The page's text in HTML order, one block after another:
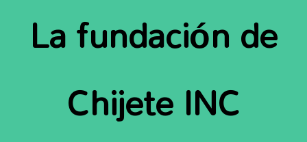
La fundación de
Chijete INC